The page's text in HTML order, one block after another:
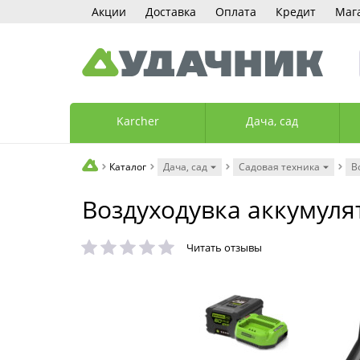
Акции Доставка Оплата Кредит
Karcher Дача, сад
Каталог Дача, сад Садовая техника
Воздуходувка
Читать отзывы